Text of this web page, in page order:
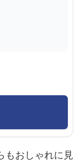
もおしゃれに見